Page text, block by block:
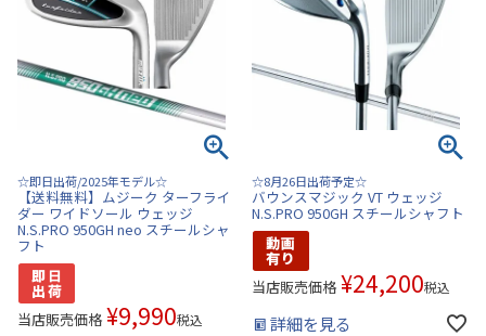
☆即日出荷/2025年モデル☆
【送料無料】ムジーク ターフライ
ダー ワイドソール ウェッジ
N.S.PRO 950GH neo スチールシャ
フト
当店販売価格 ¥9,990税込
☆8月26日出荷予定☆
バウンスマジック VT ウェッジ
N.S.PRO 950GH スチールシャフト
当店販売価格 ¥24,200税込
詳細を見る